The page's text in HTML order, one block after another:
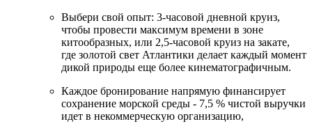
Выбери свой опыт: 3-часовой дневной круиз,
чтобы провести максимум времени в зоне
китообразных, или 2,5-часовой круиз на закате,
где золотой свет Атлантики делает каждый момент
дикой природы еще более кинематографичным.
Каждое бронирование напрямую финансирует
сохранение морской среды - 7,5 % чистой выручки
идет в некоммерческую организацию,